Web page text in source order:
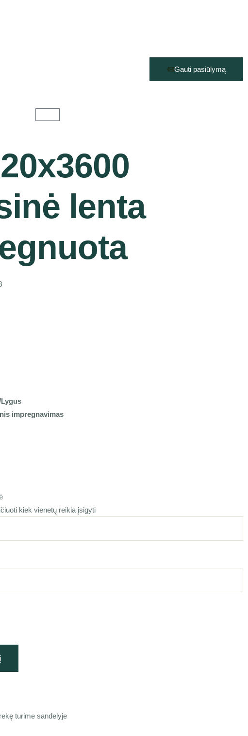
Gauti pasiūlymą
lenta
impregnavimas
kiek vienetų reikia įsigyti
turime sandelyje